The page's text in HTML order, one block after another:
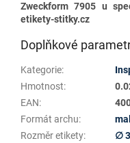
Zweckform 7905 u
etikety-stitky.cz
Doplňkové
Kategorie:
Hmotnost:
EAN:
Formát archu:
Rozměr etikety:
∅